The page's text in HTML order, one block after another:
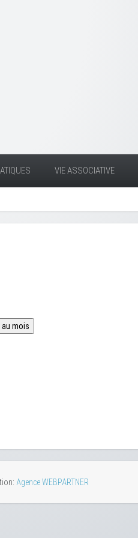
VIE ASSOCIATIVE
au mois
Agence WEBPARTNER